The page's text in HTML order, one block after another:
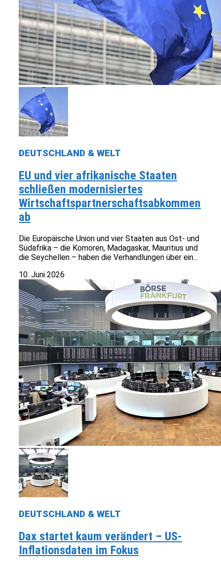
DEUTSCHLAND & WELT
EU und vier afrikanische Staaten
schließen modernisiertes
Wirtschaftspartnerschaftsabkommen
ab
Die Europäische Union und vier Staaten aus Ost- und
Südafrika – die Komoren, Madagaskar, Mauritius und
die Seychellen – haben die Verhandlungen über ein...
10. Juni 2026
DEUTSCHLAND & WELT
Dax startet kaum verändert – US-
Inflationsdaten im Fokus